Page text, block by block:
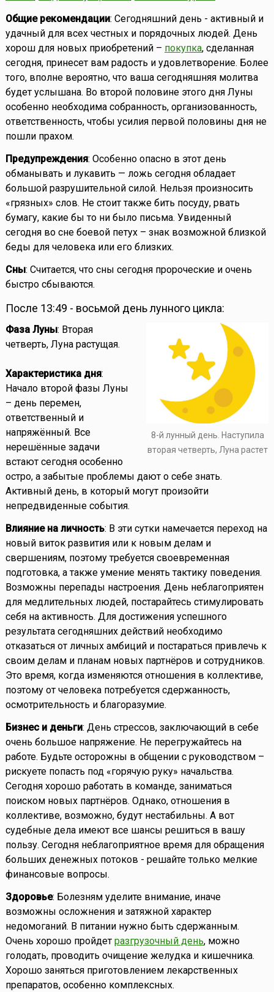
Общие рекомендации: Сегодняшний день - активный и
удачный для всех честных и порядочных людей. День
хорош для новых приобретений – покупка, сделанная
сегодня, принесет вам радость и удовлетворение. Более
того, вполне вероятно, что ваша сегодняшняя молитва
будет услышана. Во второй половине этого дня Луны
особенно необходима собранность, организованность,
ответственность, чтобы усилия первой половины дня не
пошли прахом.
Предупреждения: Особенно опасно в этот день
обманывать и лукавить — ложь сегодня обладает
большой разрушительной силой. Нельзя произносить
«грязных» слов. Не стоит также бить посуду, рвать
бумагу, какие бы то ни было письма. Увиденный
сегодня во сне боевой петух – знак возможной близкой
беды для человека или его близких.
Сны: Считается, что сны сегодня пророческие и очень
быстро сбываются.
После 13:49 - восьмой день лунного цикла:
8-й лунный день. Наступила
вторая четверть, Луна растет
Фаза Луны: Вторая
четверть, Луна растущая.
Характеристика дня:
Начало второй фазы Луны
– день перемен,
ответственный и
напряжённый. Все
нерешённые задачи
встают сегодня особенно
остро, а забытые проблемы дают о себе знать.
Активный день, в который могут произойти
непредвиденные события.
Влияние на личность: В эти сутки намечается переход на
новый виток развития или к новым делам и
свершениям, поэтому требуется своевременная
подготовка, а также умение менять тактику поведения.
Возможны перепады настроения. День неблагоприятен
для медлительных людей, постарайтесь стимулировать
себя на активность. Для достижения успешного
результата сегодняшних действий необходимо
отказаться от личных амбиций и постараться привлечь к
своим делам и планам новых партнёров и сотрудников.
Это время, когда изменяются отношения в коллективе,
поэтому от человека потребуется сдержанность,
осмотрительность и благоразумие.
Бизнес и деньги: День стрессов, заключающий в себе
очень большое напряжение. Не перегружайтесь на
работе. Будьте осторожны в общении с руководством –
рискуете попасть под «горячую руку» начальства.
Сегодня хорошо работать в команде, заниматься
поиском новых партнёров. Однако, отношения в
коллективе, возможно, будут нестабильны. А вот
судебные дела имеют все шансы решиться в вашу
пользу. Сегодня неблагоприятное время для обращения
больших денежных потоков - решайте только мелкие
финансовые вопросы.
Здоровье: Болезням уделите внимание, иначе
возможны осложнения и затяжной характер
недомоганий. В питании нужно быть сдержанным.
Очень хорошо пройдет разгрузочный день, можно
голодать, проводить очищение желудка и кишечника.
Хорошо заняться приготовлением лекарственных
препаратов, особенно комплексных.